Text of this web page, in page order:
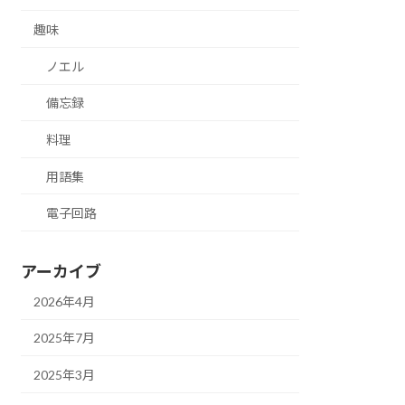
趣味
ノエル
備忘録
料理
用語集
電子回路
アーカイブ
2026年4月
2025年7月
2025年3月